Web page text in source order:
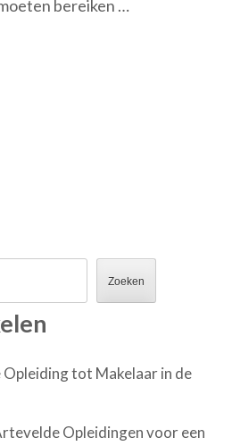
bereiken …
Zoeken
tot Makelaar in de
Opleidingen voor een